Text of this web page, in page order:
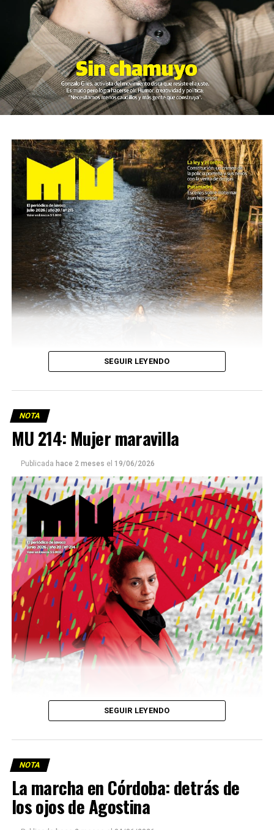
Este número 215 de MU ☝️viene con doble tapa, que
podría ser una frase:
Sin chamuyo, a remarla.
Descargar la Mu en PDF
Viaje a la vida en el Delta: Y la nave
SEGUIR LEYENDO
NOTA
MU 214: Mujer maravilla
Publicada hace 2 meses el 19/06/2026
SEGUIR LEYENDO
NOTA
La marcha en Córdoba: detrás de
los ojos de Agostina